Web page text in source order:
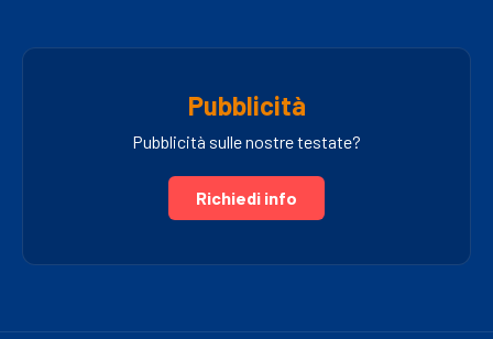
Pubblicità
Pubblicità sulle nostre testate?
Richiedi info